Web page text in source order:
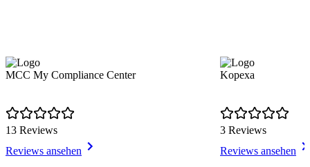
MCC My Compliance Center
13 Reviews
Reviews ansehen
Kopexa
3 Reviews
Reviews ansehen